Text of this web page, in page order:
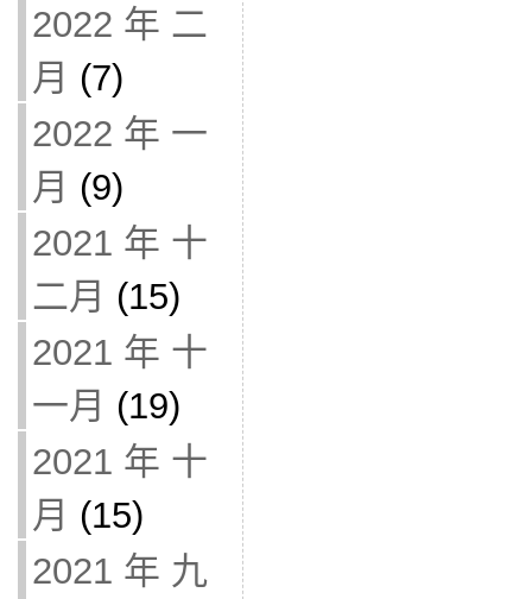
2022 年 二
月 (7)
2022 年 一
月 (9)
2021 年 十
二月 (15)
2021 年 十
一月 (19)
2021 年 十
月 (15)
2021 年 九